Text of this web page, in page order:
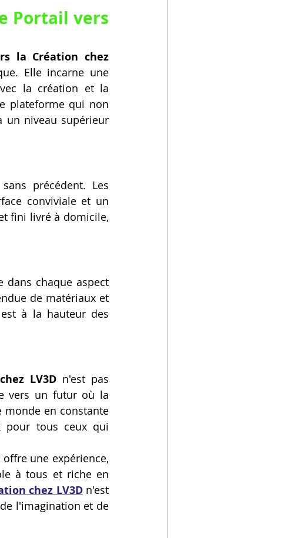
Portail vers
la Création chez
Elle incarne une
la création et la
plateforme qui non
un niveau supérieur
précédent. Les
conviviale et un
fini livré à domicile,
dans chaque aspect
de matériaux et
à la hauteur des
LV3D n'est pas
vers un futur où la
monde en constante
pour tous ceux qui
une expérience,
à tous et riche en
chez LV3D n'est
l'imagination et de